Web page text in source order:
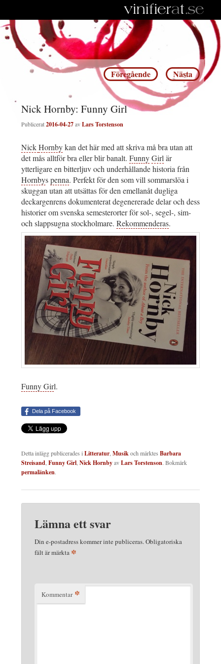
Inläggsnavigering
Föregående Nästa
Nick Hornby: Funny Girl
Publicerat2016-04-27avLars Torstenson
NickHornbykan det här med att skriva må bra utan att
det mås alltför bra eller blir banalt. FunnyGirlär
ytterligare en bitterljuv och underhållande historia från
Hornbyspenna. Perfekt för den som vill sommarslöa i
skuggan utan att utsättas för den emellanåt dugliga
deckargenrens dokumenterat degenererade delar och dess
historier om svenska semesterorter för sol-, segel-, sim-
och slappsugna stockholmare. Rekommenderas.
Funny Girl.
Dela på Facebook
Detta inlägg publicerades i Litteratur Musikoch märktes Barbara
Streisand Funny Girl Nick HornbyavLars Torstenson. Bokmärk
permalänken.
Lämna ett svar
Din e-postadress kommer inte publiceras.Obligatoriska
fält är märkta *
Kommentar *